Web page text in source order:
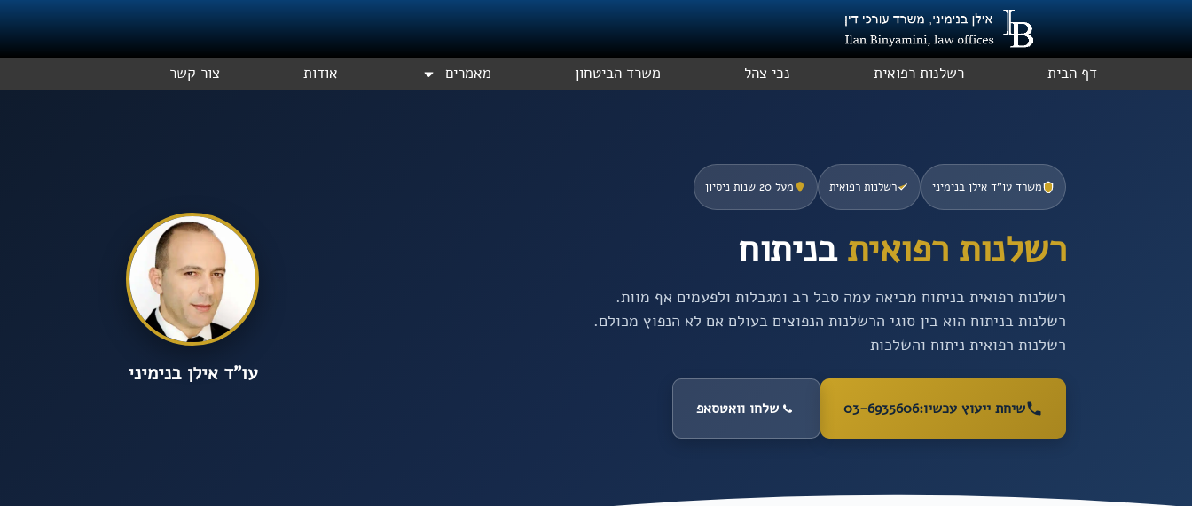
דילוג
לתוכן
דף הבית רשלנות רפואית נכי צהל משרד הביטחון מאמרים אודות צור קשר
משרד עו”ד אילן בנימיני רשלנות רפואית מעל 20 שנות ניסיון
רשלנות רפואיתבניתוח
רשלנות רפואית בניתוח מביאה עמה סבל רב ומגבלות ולפעמים אף מוות.
רשלנות בניתוח הוא בין סוגי הרשלנות הנפוצים בעולם אם לא הנפוץ מכולם.
רשלנות רפואית ניתוח והשלכות
שיחת ייעוץ עכשיו:03-6935606 שלחו וואטסאפ
עו”ד אילן בנימיני